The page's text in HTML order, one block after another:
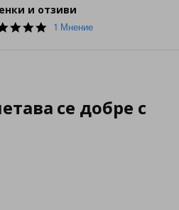
и отзиви
5.0
1 Мнение
се добре с